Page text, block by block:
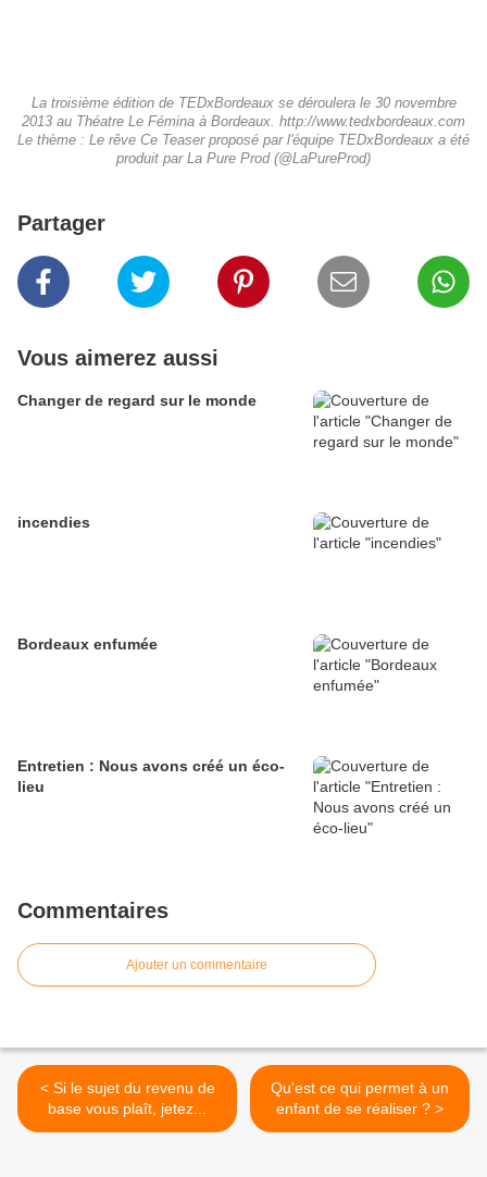
La troisième édition de TEDxBordeaux se déroulera le 30 novembre
2013 au Théatre Le Fémina à Bordeaux. http://www.tedxbordeaux.com
Le thème : Le rêve Ce Teaser proposé par l'équipe TEDxBordeaux a été
produit par La Pure Prod (@LaPureProd)
Partager
Vous aimerez aussi
Changer de regard sur le monde
incendies
Bordeaux enfumée
Entretien : Nous avons créé un éco-
lieu
Commentaires
Ajouter un commentaire
< Si le sujet du revenu de
base vous plaît, jetez...
Qu'est ce qui permet à un
enfant de se réaliser ? >